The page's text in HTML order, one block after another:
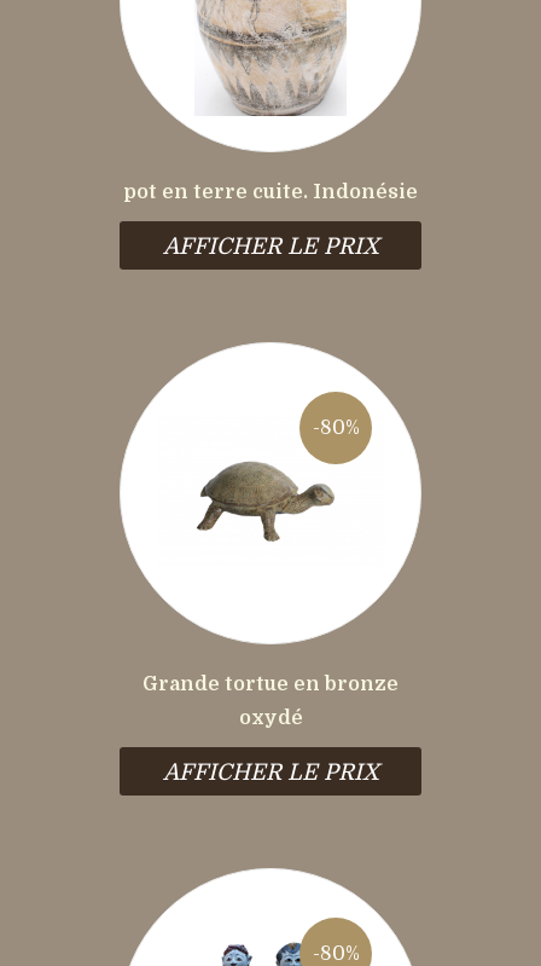
pot en terre cuite. Indonésie
AFFICHER LE PRIX
-80%
Grande tortue en bronze
oxydé
AFFICHER LE PRIX
-80%